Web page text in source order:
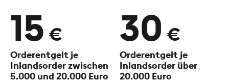
15 €
Orderentgelt je
Inlandsorderzwischen
5.000 und 20.000 Euro
30 €
Orderentgelt je
Inlandsorder über
20.000 Euro